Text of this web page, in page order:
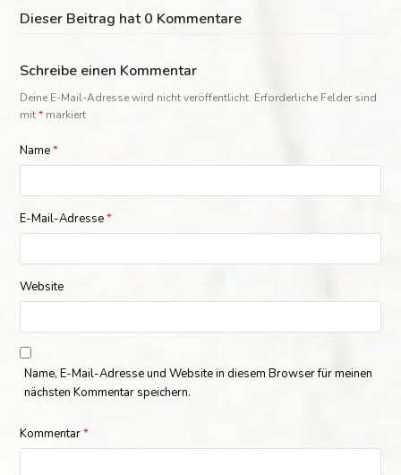
Dieser Beitrag hat 0 Kommentare
Schreibe einen Kommentar
Deine E-Mail-Adresse wird nicht veröffentlicht. Erforderliche Felder sind
mit* markiert
Name*
E-Mail-Adresse*
Website
Name, E-Mail-Adresse und Website in diesem Browser für meinen
nächsten Kommentar speichern.
Kommentar*